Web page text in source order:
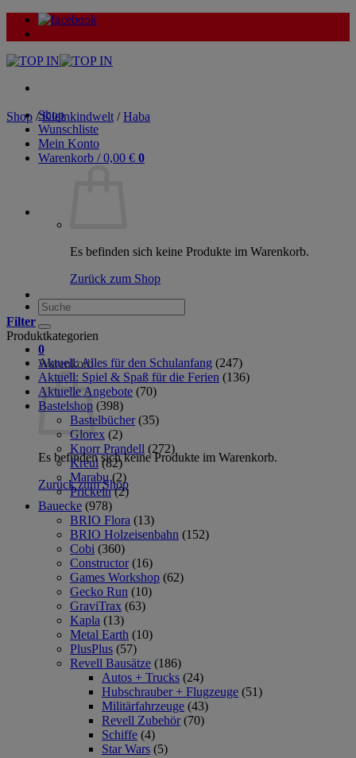
Zum
Inhalt
Shop
Wunschliste
Mein Konto
Warenkorb /0,00 € 0
Es befinden sich keine Produkte im Warenkorb.
Zurück zum Shop
Suche
nach:
0
Warenkorb
Es befinden sich keine Produkte im Warenkorb.
Zurück zum Shop
Shop / Kleinkindwelt / Haba
Filter
Produktkategorien
Aktuell: Alles für den Schulanfang (247)
Aktuell: Spiel & Spaß für die Ferien (136)
Aktuelle Angebote (70)
Bastelshop (398)
Bastelbücher (35)
Glorex (2)
Knorr Prandell (272)
Kreul (82)
Marabu (2)
Prickeln (2)
Bauecke (978)
BRIO Flora (13)
BRIO Holzeisenbahn (152)
Cobi (360)
Constructor (16)
Games Workshop (62)
Gecko Run (10)
GraviTrax (63)
Kapla (13)
Metal Earth (10)
PlusPlus (57)
Revell Bausätze (186)
Autos + Trucks (24)
Hubschrauber + Flugzeuge (51)
Militärfahrzeuge (43)
Revell Zubehör (70)
Schiffe (4)
Star Wars (5)